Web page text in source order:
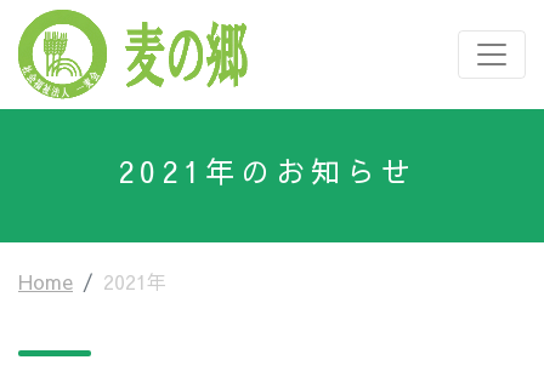
2021年のお知らせ
Home 2021年